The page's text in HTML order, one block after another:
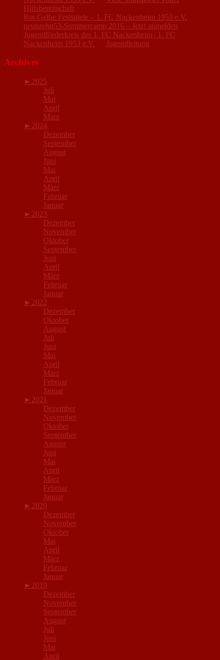
Hilfsbereitschaft
Rot-Gelbe Festspiele – 1. FC Nackenheim 1953 e.V.
neunzehn53-Sommercamp 2016 – Jetzt anmelden
Jugendförderkreis des 1. FC Nackenheim | 1. FC
Nackenheim 1953 e.V.
Jugendleitung
Archives
► 2025
Juli
Mai
April
März
► 2024
Dezember
September
August
Juni
Mai
April
März
Februar
Januar
► 2023
Dezember
November
Oktober
September
Juni
April
März
Februar
Januar
► 2022
Dezember
Oktober
August
Juli
Juni
Mai
April
März
Februar
Januar
► 2021
Dezember
November
Oktober
September
August
Juni
Mai
April
März
Februar
Januar
► 2020
Dezember
November
Oktober
Mai
April
März
Februar
Januar
► 2019
Dezember
November
September
August
Juli
Juni
Mai
April